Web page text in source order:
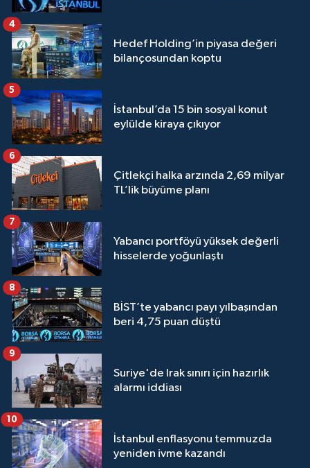
Hedef Holding’in piyasa değeri
bilançosundan koptu
4
İstanbul’da 15 bin sosyal konut
eylülde kiraya çıkıyor
5
Çitlekçi halka arzında 2,69 milyar
TL’lik büyüme planı
6
Yabancı portföyü yüksek değerli
hisselerde yoğunlaştı
7
BİST’te yabancı payı yılbaşından
beri 4,75 puan düştü
8
Suriye'de Irak sınırı için hazırlık
alarmı iddiası
9
İstanbul enflasyonu temmuzda
yeniden ivme kazandı
10